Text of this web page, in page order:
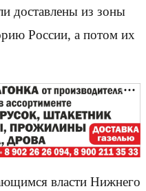
доставлены из зоны
России, а потом их
власти Нижнего